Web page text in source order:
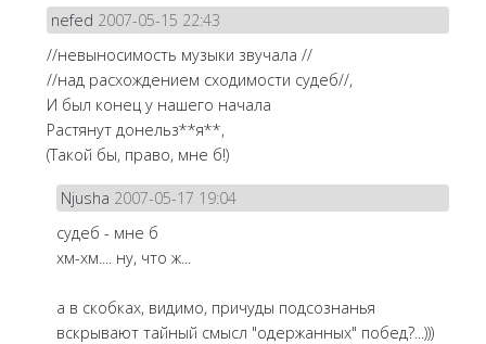
nefed 2007-05-15 22:43
//невыносимость музыки звучала //
//над расхождением сходимости судеб//,
И был конец у нашего начала
Растянут донельз**я**,
(Такой бы, право, мне б!)
Njusha 2007-05-17 19:04
судеб - мне б
хм-хм.... ну, что ж...
а в скобках, видимо, причуды подсознанья
вскрывают тайный смысл "одержанных" побед?...)))